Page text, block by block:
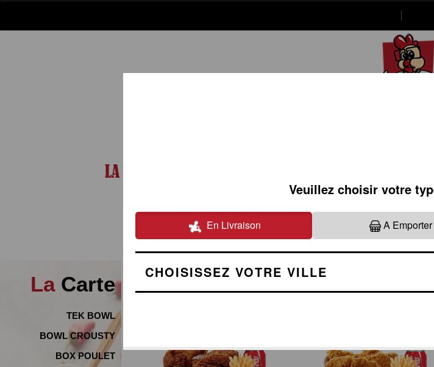
LA CARTE
La Carte
TEK BOWL
BOWL CROUSTY
BOX POULET
BOX POULET